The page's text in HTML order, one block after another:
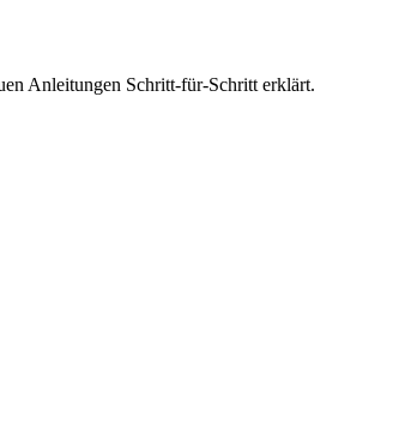
Anleitungen Schritt-für-Schritt erklärt.